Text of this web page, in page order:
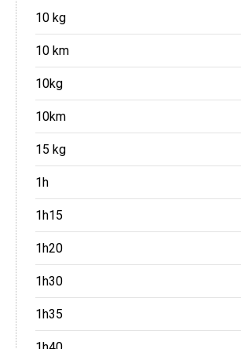
10 kg
10 km
10kg
10km
15 kg
1h
1h15
1h20
1h30
1h35